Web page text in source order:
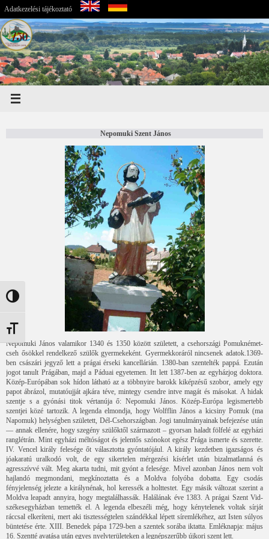
Nagy kontraszt váltása
Betűméret váltása
Adatkezelési tájékoztató
Nepomuki Szent János
Nepomuki János valamikor 1340 és 1350 között született, a csehországi Pomuknémet-
cseh ősökkel rendelkező szülők gyermekeként. Gyermekkoráról nincsenek adatok.1369-
ben császári jegyző lett a prágai érseki kancellárián. 1380-ban szentelték pappá. Ezután
jogot tanult Prágában, majd a Páduai egyetemen. Itt lett 1387-ben az egyházjog doktora.
Közép-Európában sok hídon látható az a többnyire barokk kiképzésű szobor, amely egy
papot ábrázol, mutatóujját ajkára téve, mintegy csendre intve magát és másokat. A hidak
szentje s a gyónási titok vértanúja ő: Nepomuki János. Közép-Európa legismertebb
szentjei közé tartozik. A legenda elmondja, hogy Wolfflin János a kicsiny Pomuk (ma
Napomuk) helységben született, Dél-Csehországban. Jogi tanulmányainak befejezése után
— annak ellenére, hogy szegény szülőktől származott – gyorsan haladt fölfelé az egyházi
ranglétrán. Mint egyházi méltóságot és jelentős szónokot egész Prága ismerte és szerette.
IV. Vencel király felesége őt választotta gyóntatójául. A király kezdetben igazságos és
jóakaratú uralkodó volt, de egy sikertelen mérgezési kísérlet után bizalmatlanná és
agresszívvé vált. Meg akarta tudni, mit gyónt a felesége. Mivel azonban János nem volt
hajlandó megmondani, megkínoztatta és a Moldva folyóba dobatta. Egy csodás
fényjelenség jelezte a királynénak, hol keressék a holttestet. Egy másik változat szerint a
Moldva leapadt annyira, hogy megtalálhassák. Halálának éve 1383. A prágai Szent Vid-
székesegyházban temették el. A legenda elbeszéli még, hogy kénytelenek voltak sírját
ráccsal elkeríteni, mert aki tisztességtelen szándékkal lépett síremlékéhez, azt Isten súlyos
büntetése érte. XIII. Benedek pápa 1729-ben a szentek sorába iktatta. Emléknapja: május
16. Szentté avatása után egyes nyelvterületeken a legnépszerűbb újkori szent lett.